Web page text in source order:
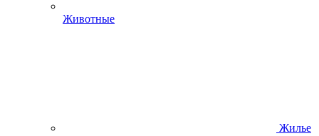
Животные
Жилье